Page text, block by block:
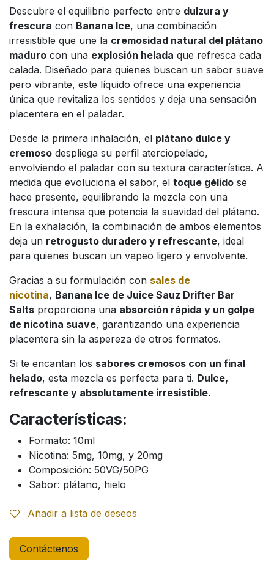
Descubre el equilibrio perfecto entre dulzura y
frescura con Banana Ice, una combinación
irresistible que une la cremosidad natural del plátano
maduro con una explosión helada que refresca cada
calada. Diseñado para quienes buscan un sabor suave
pero vibrante, este líquido ofrece una experiencia
única que revitaliza los sentidos y deja una sensación
placentera en el paladar.
Desde la primera inhalación, el plátano dulce y
cremoso despliega su perfil aterciopelado,
envolviendo el paladar con su textura característica. A
medida que evoluciona el sabor, el toque gélido se
hace presente, equilibrando la mezcla con una
frescura intensa que potencia la suavidad del plátano.
En la exhalación, la combinación de ambos elementos
deja un retrogusto duradero y refrescante, ideal
para quienes buscan un vapeo ligero y envolvente.
Gracias a su formulación con sales de
nicotina, Banana Ice de Juice Sauz Drifter Bar
Salts proporciona una absorción rápida y un golpe
de nicotina suave, garantizando una experiencia
placentera sin la aspereza de otros formatos.
Si te encantan los sabores cremosos con un final
helado, esta mezcla es perfecta para ti. Dulce,
refrescante y absolutamente irresistible.
Características:
Formato: 10ml
Nicotina: 5mg, 10mg, y 20mg
Composición: 50VG/50PG
Sabor: plátano, hielo
Añadir a lista de deseos
Contáctenos